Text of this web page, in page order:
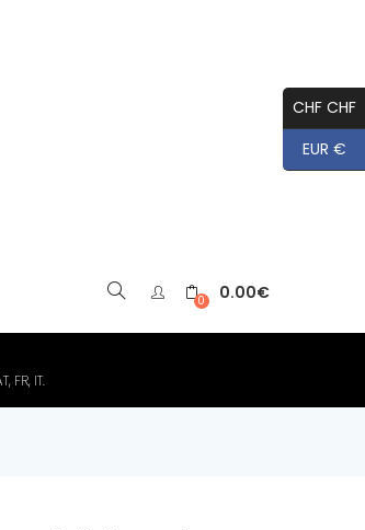
0 0.00€
IT.
CHF CHF
EUR €